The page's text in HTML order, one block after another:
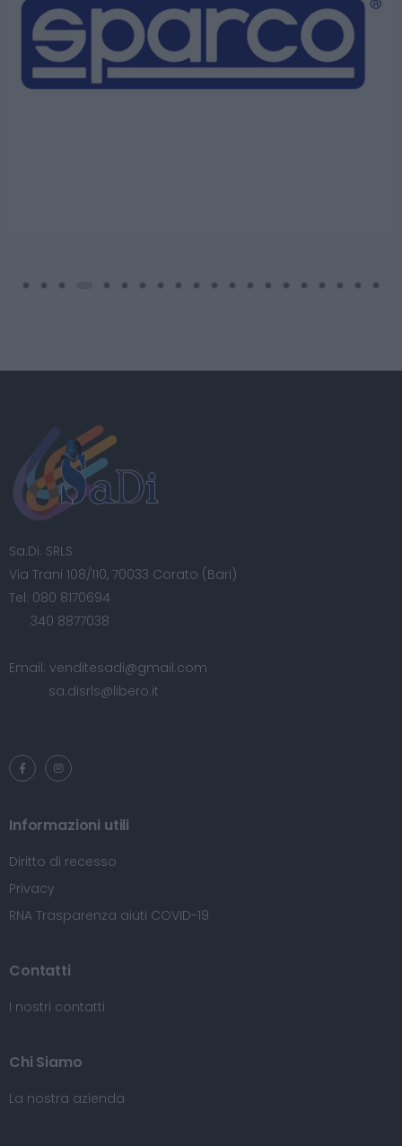
Sa.Di. SRLS
Via Trani 108/110, 70033 Corato (Bari)
Tel: 080 8170694
340 8877038
Email: venditesadi@gmail.com
sa.disrls@libero.it
Informazioni utili
Diritto di recesso
Privacy
RNA Trasparenza aiuti COVID-19
Contatti
I nostri contatti
Chi Siamo
La nostra azienda